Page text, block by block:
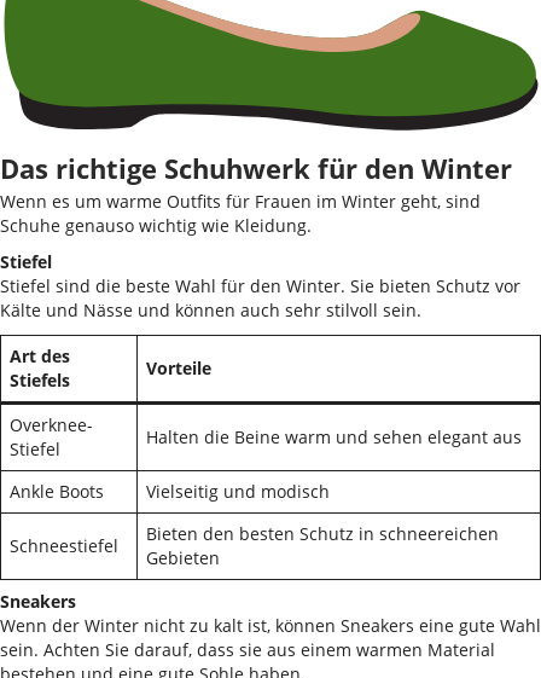
Das richtige Schuhwerk für den Winter
Wenn es um warme Outfits für Frauen im Winter geht, sind
Schuhe genauso wichtig wie Kleidung.
Stiefel
Stiefel sind die beste Wahl für den Winter. Sie bieten Schutz vor
Kälte und Nässe und können auch sehr stilvoll sein.
Art des
Stiefels
Vorteile
Overknee-
Stiefel
Halten die Beine warm und sehen elegant aus
Ankle Boots Vielseitig und modisch
Schneestiefel
Bieten den besten Schutz in schneereichen
Gebieten
Sneakers
Wenn der Winter nicht zu kalt ist, können Sneakers eine gute Wahl
sein. Achten Sie darauf, dass sie aus einem warmen Material